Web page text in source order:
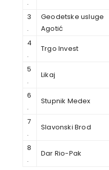
.
3
.
Geodetske usluge
Agotić
4
.
Trgo Invest
5
.
Likaj
6
.
Stupnik Medex
7
.
Slavonski Brod
8
.
Dar Rio-Pak